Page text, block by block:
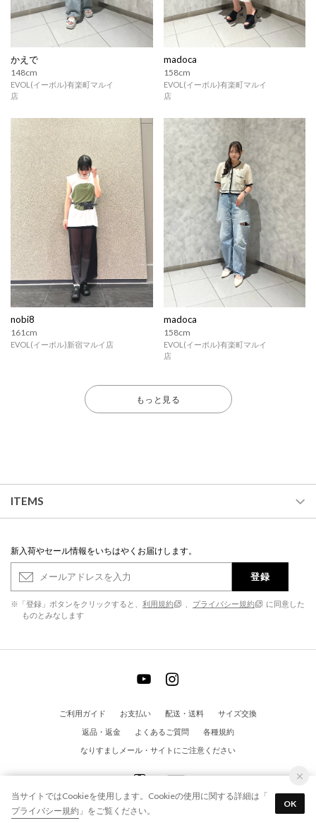
かえで
148cm
EVOL(イーボル)有楽町マルイ
店
madoca
158cm
EVOL(イーボル)有楽町マルイ
店
nobi8
161cm
EVOL(イーボル)新宿マルイ店
madoca
158cm
EVOL(イーボル)有楽町マルイ
店
もっと見る
ITEMS
新入荷やセール情報をいちはやくお届けします。
登録
※「登録」ボタンをクリックすると、 利用規約 プライバシー規約
に同意した
ものとみなします
ご利用ガイド お支払い 配送・送料
サイズ交換
返品・返金
よくあるご質問
各種規約
なりすましメール・サイトにご注意ください
© EVOL All Rights Reserved
当サイトではCookieを使用します。Cookieの使用に関する詳細は「
プライバシー規約 」をご覧ください。
OK